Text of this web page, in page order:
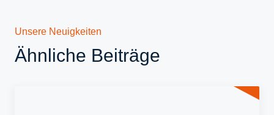
Unsere Neuigkeiten
Ähnliche Beiträge